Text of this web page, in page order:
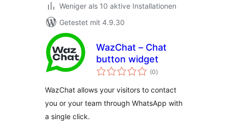
Weniger als 10 aktive Installationen
Getestet mit 4.9.30
WazChat – Chat
button widget
(0Bewertungen
gesamt
)
WazChat allows your visitors to contact
you or your team through WhatsApp with
a single click.